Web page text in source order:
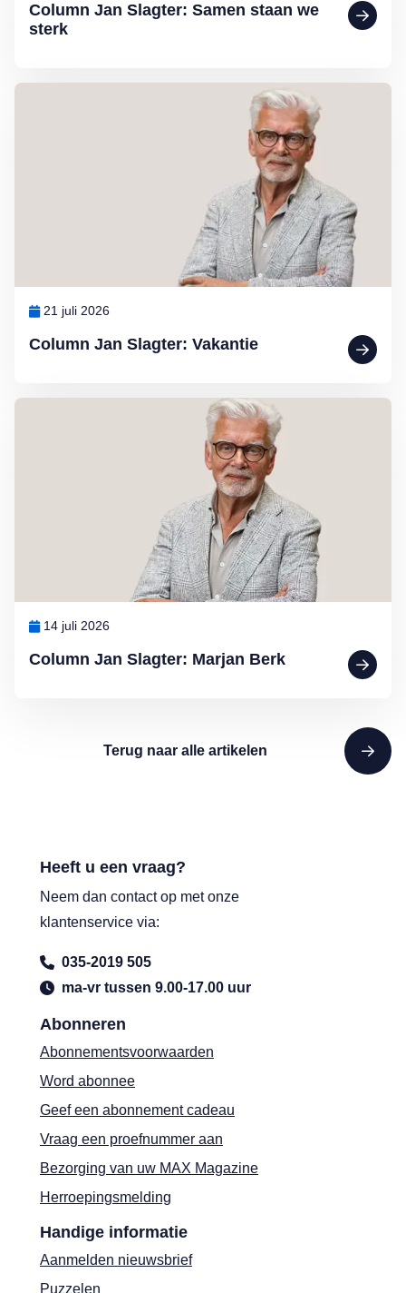
Column Jan Slagter: Samen staan we
sterk
Column Jan Slagter: Vakantie
21 juli 2026
Lees meer over Column Jan Slagter: Vakantie
Column Jan Slagter: Marjan Berk
14 juli 2026
Lees meer over Column Jan Slagter: Marjan Berk
Terug naar alle artikelen
Abonneren
Abonnementsvoorwaarden
Word abonnee
Geef een abonnement cadeau
Vraag een proefnummer aan
Bezorging van uw MAX Magazine
Herroepingsmelding
Handige informatie
Aanmelden nieuwsbrief
Puzzelen
Heeft u een vraag?
Neem dan contact op met onze
klantenservice via:
035-2019 505
ma-vr tussen 9.00-17.00 uur